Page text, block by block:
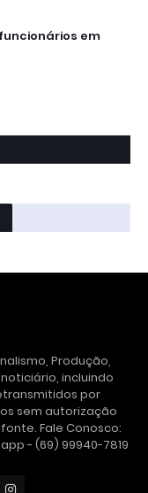
em
Produção,
incluindo
por
sem autorização
Fale Conosco:
- (69) 99940-7819